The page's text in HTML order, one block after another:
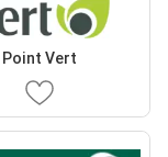
Point Vert